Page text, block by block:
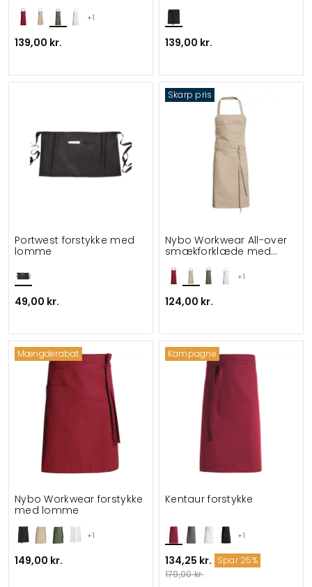
+1
139,00 kr. 139,00 kr.
Portwest forstykke med
lomme
49,00 kr.
Skarp pris
+1
Nybo Workwear All-over
smækforklæde med
124,00 kr.
Mængderabat
+1
Nybo Workwear forstykke
med lomme
149,00 kr.
Kampagne
+1
Kentaur forstykke
134,25 kr. Spar 25%
179,00 kr.